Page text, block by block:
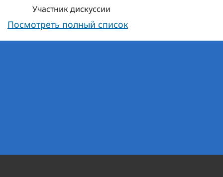
Участник дискуссии
Посмотреть полный список